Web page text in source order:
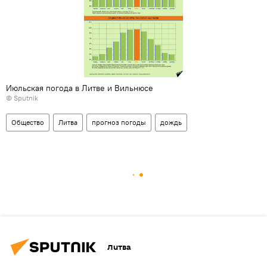
Июльская погода в Литве и Вильнюсе
© Sputnik
Общество Литва прогноз погоды дождь
Литва